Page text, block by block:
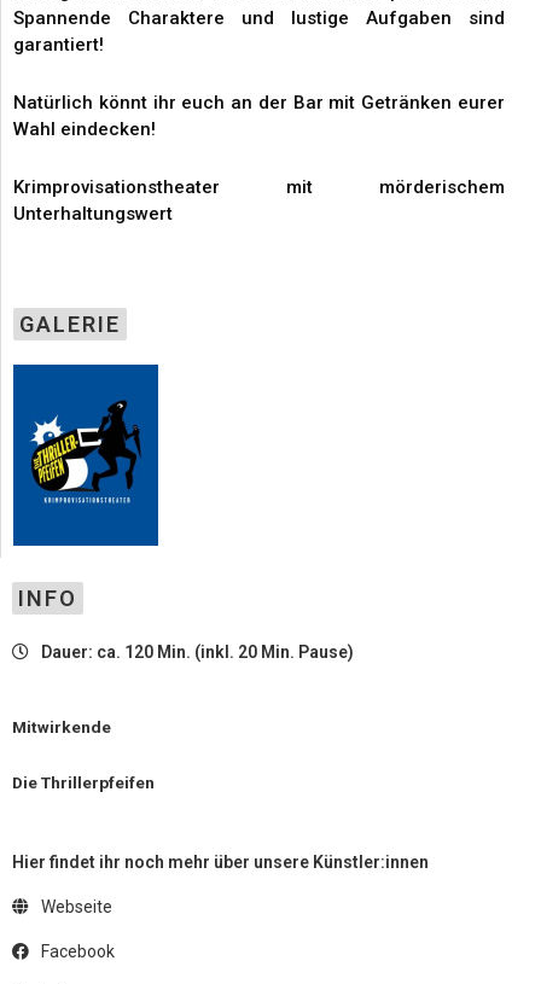
INFO
Dauer: ca. 120 Min. (inkl. 20 Min. Pause)
Mitwirkende
Die Thrillerpfeifen
Hier findet ihr noch mehr über unsere Künstler:innen
Webseite
Facebook
Spannende Charaktere und lustige Aufgaben sind
garantiert!
Natürlich könnt ihr euch an der Bar mit Getränken eurer
Wahl eindecken!
Krimprovisationstheater mit mörderischem
Unterhaltungswert
GALERIE